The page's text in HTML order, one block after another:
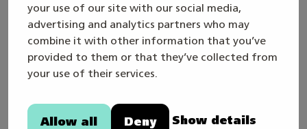
your use of our site with our social media,
advertising and analytics partners who may
combine it with other information that you’ve
provided to them or that they’ve collected from
your use of their services.
Allow all Deny Show details
En fastighetsskötare har mångsidiga
grundläggande yrkesfärdigheter inom
fastighetsservice.
Dessutom kan en fastighetsskötare ha
ventilationsmaskiner, byggnadstekniska
reparationsarbeten och skötsel av VVS-system. En